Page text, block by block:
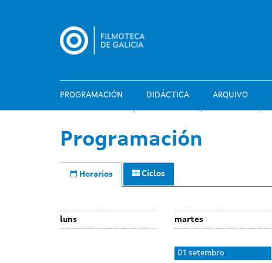
PROGRAMACIÓN DIDÁCTICA ARQUIVO
Programación
Horarios Ciclos
luns martes
01 setembro